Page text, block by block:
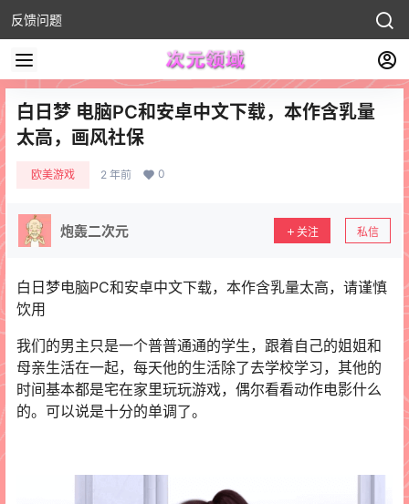
反馈问题
白日梦 电脑PC和安卓中文下载，本作含乳量
太高，画风社保
欧美游戏 2 年前 0
炮轰二次元 关注 私信
白日梦电脑PC和安卓中文下载，本作含乳量太高，请谨慎
饮用
我们的男主只是一个普普通通的学生，跟着自己的姐姐和
母亲生活在一起，每天他的生活除了去学校学习，其他的
时间基本都是宅在家里玩玩游戏，偶尔看看动作电影什么
的。可以说是十分的单调了。